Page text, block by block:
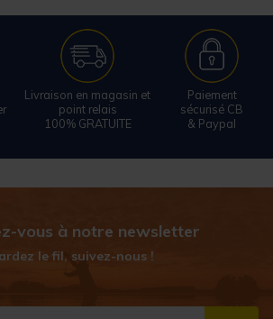
Livraison en magasin et
point relais
100% GRATUITE
Paiement
sécurisé CB
& Paypal
vous à notre newsletter
le fil, suivez-nous !